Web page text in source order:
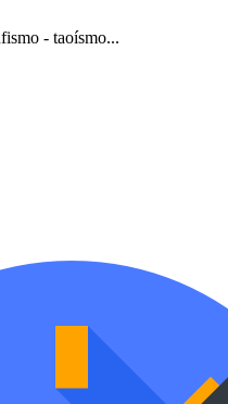
- taoísmo...